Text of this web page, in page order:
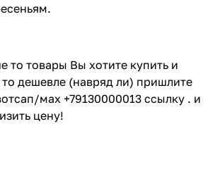
то товары Вы хотите купить и
дешевле (навряд ли) пришлите
мах +79130000013 ссылку . и
цену!